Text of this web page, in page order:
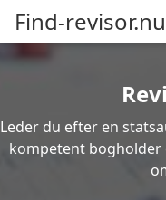
Find-revisor.nu
Leder du efter en
kompetent